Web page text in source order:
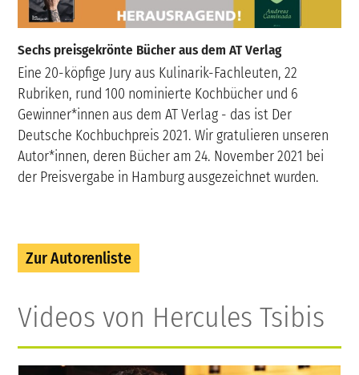
Sechs preisgekrönte Bücher aus dem AT Verlag
Eine 20-köpfige Jury aus Kulinarik-Fachleuten, 22
Rubriken, rund 100 nominierte Kochbücher und 6
Gewinner*innen aus dem AT Verlag - das ist Der
Deutsche Kochbuchpreis 2021. Wir gratulieren unseren
Autor*innen, deren Bücher am 24. November 2021 bei
der Preisvergabe in Hamburg ausgezeichnet wurden.
Zur Autorenliste
Videos von Hercules Tsibis